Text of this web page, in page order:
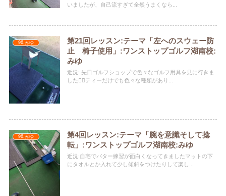
いましたが、自己流すぎて全然うまくなら...
96.みゆ
第21回レッスン:テーマ「左へのスウェー防
止 椅子使用」:ワンストップゴルフ湖南校:
みゆ
近況: 先日ゴルフショップで色々なゴルフ用具を見に行きま
した🏌️‍♀️ティーだけでも色々な種類があり...
96.みゆ
第4回レッスン:テーマ「腕を意識そして捻
転」:ワンストップゴルフ湖南校:みゆ
近況:自宅でパター練習が面白くなってきました️マットの下
にタオルとか入れて少し傾斜をつけたりして楽し...